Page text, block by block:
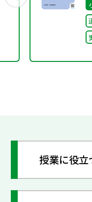
授業に役立